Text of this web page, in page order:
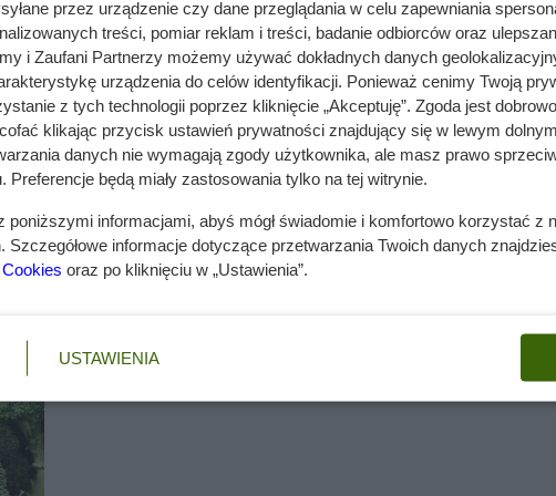
przybierają baldachową formę. Cała róża może wynieść od 8 do
jest sulforafan, który doskonale sprawdza się w profilaktyce
doskonale chroni oczy przed szkodliwymi promieniami
sobą wyglądem i wymaganiami uprawowymi. Wśród nich
jako brokuł szparagowy. Rzeczywiście brokuł gałązkowy
wyróżnia się licznymi pędami zakończonymi fioletowymi
brokuł gałązkowy jest jeszcze bogatszy we wszystkie składniki
cię takżeten artykuł o uprawie kapusty pak choi?
się wysoką mrozoodpornością. Jednocześnie uprawa brokułów w
choroby, które dopadają warzywa kapustne.
Możliwa jest uprawa zarówno w gruncie, jak i również
nadaje się do mrożenia, chociaż można spożywać ją również na
która cieszy się ogromną popularnością. Sadzenie może
jesienią. Po ok. 1,5 miesiąca sadzonki wydają dojrzałe kwiaty gotowe
przez urządzenie czy dane przeglądania w celu zapewniania
treści, pomiar reklam i treści, badanie odbiorców oraz
i Zaufani Partnerzy możemy używać dokładnych danych
urządzenia do celów identyfikacji. Ponieważ cenimy Twoją
z tych technologii poprzez kliknięcie „Akceptuję”. Zgoda jest
klikając przycisk ustawień prywatności znajdujący się w lewym
danych nie wymagają zgody użytkownika, ale masz prawo
Preferencje będą miały zastosowania tylko na tej witrynie.
poniższymi informacjami, abyś mógł świadomie i komfortowo korzystać z
Szczegółowe informacje dotyczące przetwarzania Twoich danych
oraz po kliknięciu w „Ustawienia”.
USTAWIENIA